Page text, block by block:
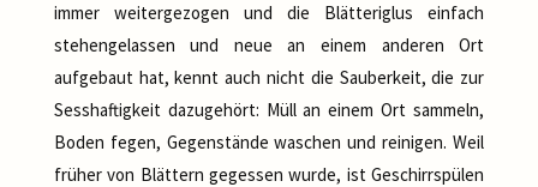
immer weitergezogen und die Blätteriglus einfach
stehengelassen und neue an einem anderen Ort
aufgebaut hat, kennt auch nicht die Sauberkeit, die zur
Sesshaftigkeit dazugehört: Müll an einem Ort sammeln,
Boden fegen, Gegenstände waschen und reinigen. Weil
früher von Blättern gegessen wurde, ist Geschirrspülen